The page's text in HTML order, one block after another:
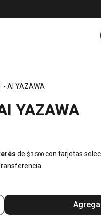
- AI YAZAWA
YAZAWA
de$3.500 con tarjetas